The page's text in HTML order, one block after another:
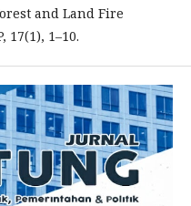
and Land Fire
17(1), 1–10.